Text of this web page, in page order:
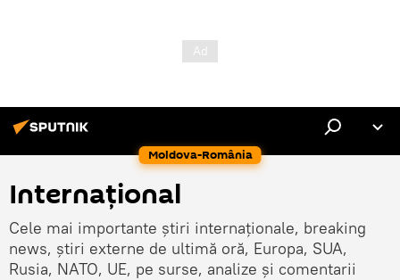
Moldova-România
Internaţional
Cele mai importante știri internaționale, breaking
news, știri externe de ultimă oră, Europa, SUA,
Rusia, NATO, UE, pe surse, analize și comentarii